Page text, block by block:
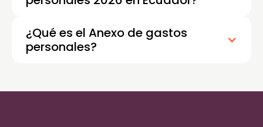
¿Qué es el Anexo de gastos
personales?